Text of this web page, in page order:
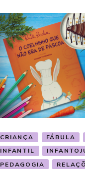
CRIANÇA FÁBULA
INFANTIL
PEDAGOGIA